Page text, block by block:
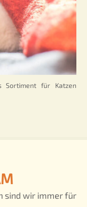
Sortiment für Katzen
sind wir immer für